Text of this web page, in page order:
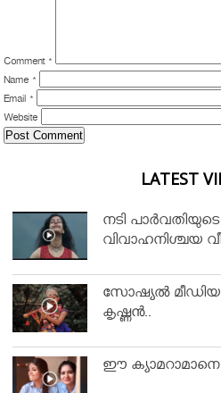
Comment *
Name *
Email *
Website
LATEST
നടി
വിവാഹനിശ്ചയ
സോഷ്യൽ
കൃഷ്ണൻ..
ഈ